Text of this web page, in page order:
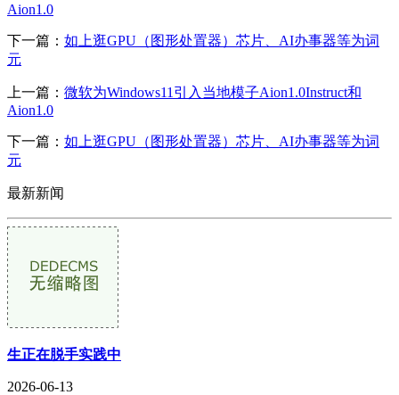
Aion1.0
下一篇： 如上逛GPU（图形处置器）芯片、AI办事器等为词
元
上一篇： 微软为Windows11引入当地模子Aion1.0Instruct和
Aion1.0
下一篇： 如上逛GPU（图形处置器）芯片、AI办事器等为词
元
最新新闻
生正在脱手实践中
2026-06-13